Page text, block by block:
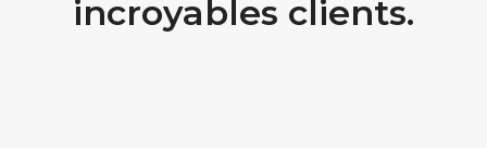
incroyables clients.